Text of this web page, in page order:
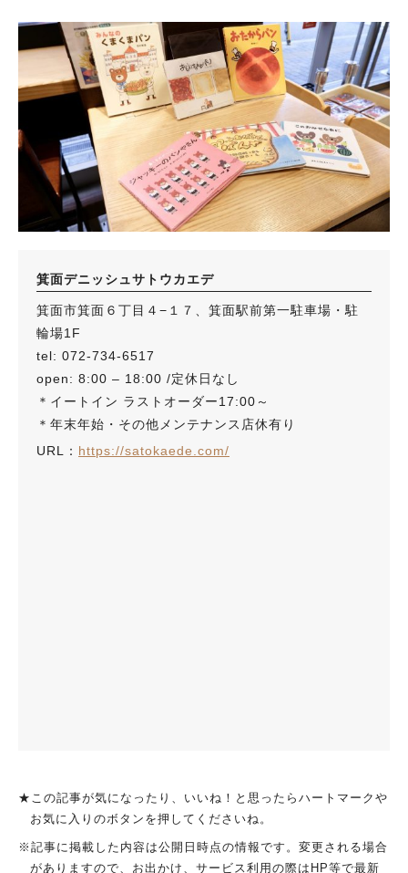
箕面デニッシュサトウカエデ
箕面市箕面６丁目４−１７、箕面駅前第一駐車場・駐
輪場1F
tel: 072-734-6517
open: 8:00 – 18:00 /定休日なし
＊イートイン ラストオーダー17:00～
＊年末年始・その他メンテナンス店休有り
URL： https://satokaede.com/
★この記事が気になったり、いいね！と思ったらハートマークや
お気に入りのボタンを押してくださいね。
※記事に掲載した内容は公開日時点の情報です。変更される場合
がありますので、お出かけ、サービス利用の際はHP等で最新